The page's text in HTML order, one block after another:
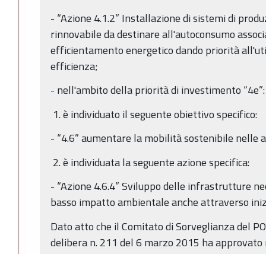
- “Azione 4.1.2” Installazione di sistemi di
rinnovabile da destinare all'autoconsumo
efficientamento energetico dando priorità
efficienza;
- nell'ambito della priorità di investimento “4e”:
1. è individuato il seguente obiettivo specifico:
- “4.6” aumentare la mobilità sostenibile nelle
2. è individuata la seguente azione specifica:
- “Azione 4.6.4” Sviluppo delle infrastrutture
basso impatto ambientale anche attraverso
Dato atto che il Comitato di Sorveglianza del
delibera n. 211 del 6 marzo 2015 ha